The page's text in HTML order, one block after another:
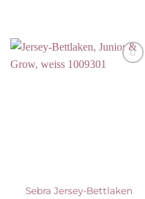
Sebra Jersey-Bettlaken